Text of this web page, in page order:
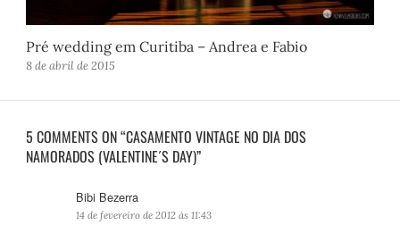
Pré wedding em Curitiba – Andrea e Fabio
8 de abril de 2015
5 COMMENTS ON “CASAMENTO VINTAGE NO DIA DOS
NAMORADOS (VALENTINE´S DAY)”
Bibi Bezerra
i
14 de fevereiro de 2012 às 11:43